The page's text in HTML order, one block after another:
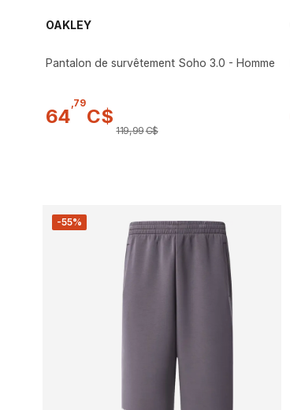
OAKLEY
Pantalon de survêtement Soho 3.0 - Homme
64
79
C$
119,99C$
-55%